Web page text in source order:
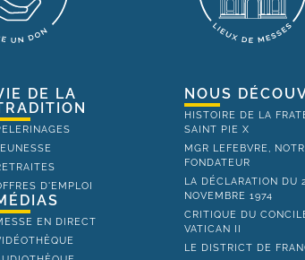
DE LA
D'EMPLOI
EN DIRECT
NOUS
HISTOIRE DE LA
SAINT PIE X
MGR LEFEBVRE,
FONDATEUR
LA DÉCLARATION DU
NOVEMBRE 1974
CRITIQUE DU
VATICAN II
LE DISTRICT DE